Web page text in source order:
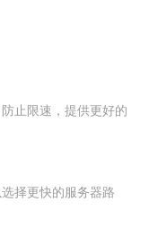
止限速，提供更好的
择更快的服务器路